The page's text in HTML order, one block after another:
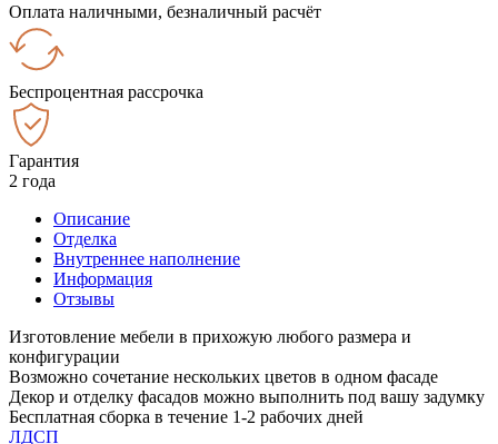
Оплата наличными, безналичный расчёт
Беспроцентная рассрочка
Гарантия
2 года
Описание
Отделка
Внутреннее наполнение
Информация
Отзывы
Изготовление мебели в прихожую любого размера и
конфигурации
Возможно сочетание нескольких цветов в одном фасаде
Декор и отделку фасадов можно выполнить под вашу задумку
Бесплатная сборка в течение 1-2 рабочих дней
ЛДСП